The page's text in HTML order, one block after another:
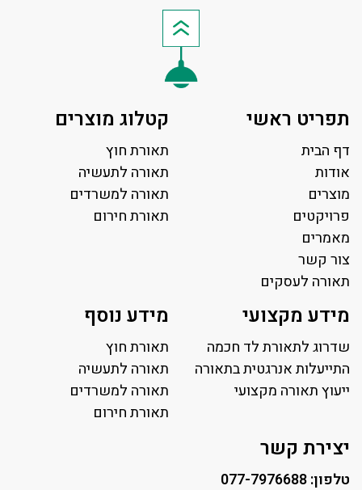
תפריט ראשי
דף הבית
אודות
מוצרים
פרויקטים
מאמרים
צור קשר
תאורה לעסקים
פאנל לד
פרופיל תאורה
תאורה לאולמות ספורט
תאורה למגרשי טניס
קטלוג מוצרים
תאורת חוץ
תאורה לתעשיה
תאורה למשרדים
תאורת חירום
מידע מקצועי
שדרוג לתאורת לד חכמה
התייעלות אנרגטית בתאורה
ייעוץ תאורה מקצועי
מידע נוסף
תאורת חוץ
תאורה לתעשיה
תאורה למשרדים
תאורת חירום
יצירת קשר
טלפון: 077-7976688